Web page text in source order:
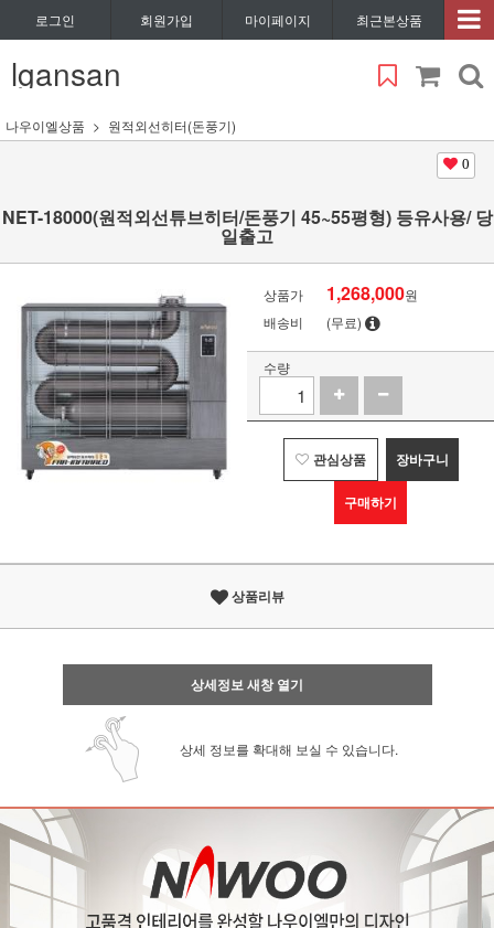
로그인 회원가입 마이페이지 최근본상품
lgansan
나우이엘상품 원적외선히터(돈풍기)
0
NET-18000(원적외선튜브히터/돈풍기 45~55평형) 등유사용/ 당
일출고
상품가 1,268,000원
배송비
(무료)
수량
관심상품 장바구니
구매하기
상품리뷰
상세정보 새창 열기
상세 정보를 확대해 보실 수 있습니다.